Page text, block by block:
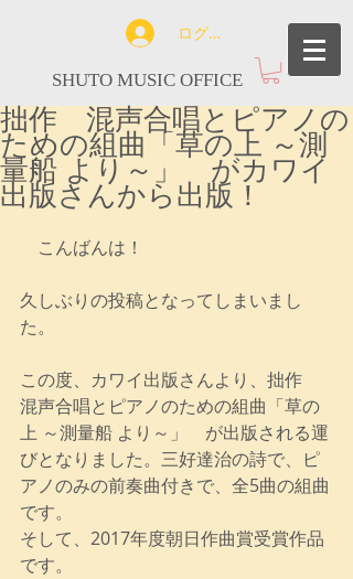
ログイン
SHUTO MUSIC OFFICE
拙作 混声合唱とピアノの
ための組曲「草の上 ～測
量船 より～」 がカワイ
出版さんから出版！
こんばんは！
久しぶりの投稿となってしまいまし
た。
この度、カワイ出版さんより、拙作
混声合唱とピアノのための組曲「草の
上 ～測量船 より～」　が出版される運
びとなりました。三好達治の詩で、ピ
アノのみの前奏曲付きで、全5曲の組曲
です。
そして、2017年度朝日作曲賞受賞作品
です。